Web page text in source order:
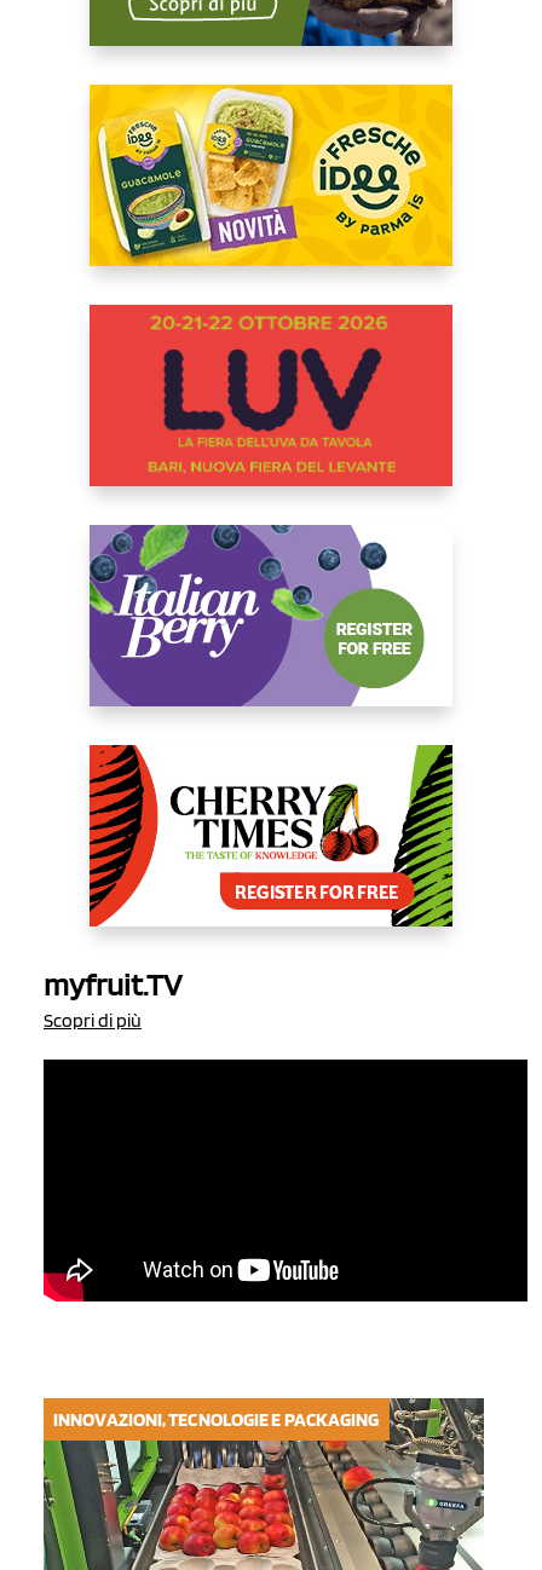
myfruit.TV
Scopri di più
INNOVAZIONI, TECNOLOGIE E PACKAGING